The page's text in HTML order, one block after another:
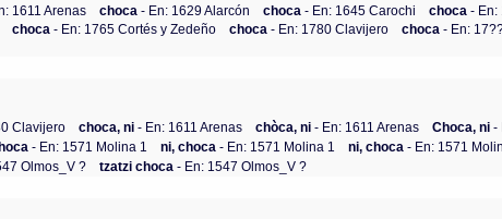
1611 Arenas choca- En: 1629 Alarcón choca- En: 1645 Carochi choca- En:
choca- En: 1765 Cortés y Zedeño choca- En: 1780 Clavijero choca- En:
Clavijero choca, ni - En: 1611 Arenas chòca, ni - En: 1611 Arenas Choca, ni -
- En: 1571 Molina 1 ni, choca - En: 1571 Molina 1 ni, choca - En: 1571
Olmos_V ? tzatzi choca - En: 1547 Olmos_V ?